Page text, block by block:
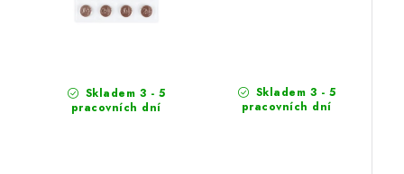
Skladem 3 - 5
pracovních dní
Skladem 3 - 5
pracovních dní